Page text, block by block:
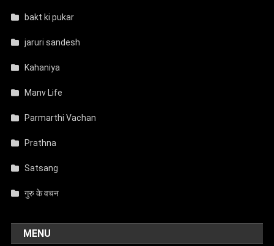
bakt ki pukar
jaruri sandesh
Kahaniya
Manv Life
Parmarthi Vachan
Prathna
Satsang
गुरु के वचन
MENU